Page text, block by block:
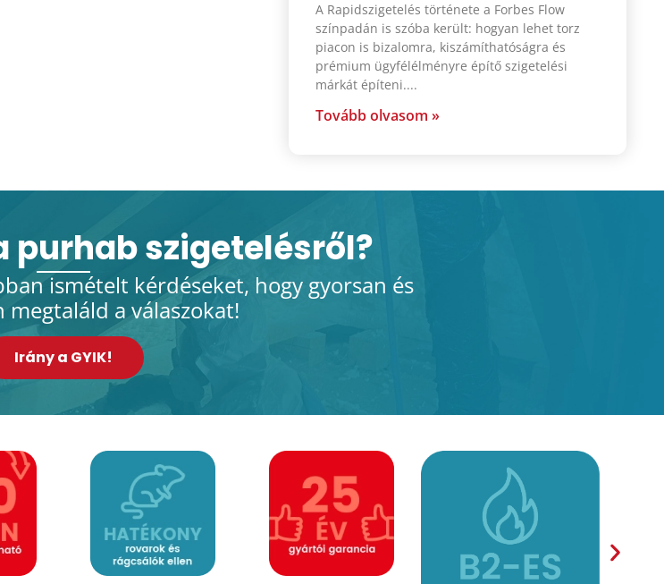
A Rapidszigetelés története a Forbes Flow
színpadán is szóba került: hogyan lehet torz
piacon is bizalomra, kiszámíthatóságra és
prémium ügyfélélményre építő szigetelési
márkát építeni.
Tovább olvasom »
purhab szigetelésről?
ismételt kérdéseket, hogy gyorsan és
megtaláld a válaszokat!
Irány a GYIK!